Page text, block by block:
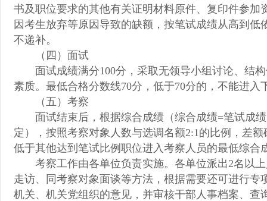
书及职位要求的其他有关证明材料原件、复印件参
因考生放弃等原因导致的缺额，按笔试成绩从高到
不递补。
（四）面试
面试成绩满分100分，采取无领导小组讨论、结
素质。最低合格分数线70分，低于70分的，不能进
（五）考察
面试结束后，根据综合成绩（综合成绩=笔试成
定），按照考察对象人数与选调名额2:1的比例，差
低于其他达到笔试比例职位进入考察人员的最低综合
考察工作由各单位负责实施。各单位派出2名以
走访、同考察对象面谈等方法，根据需要还可进行
机关、机关党组织的意见，并审核干部人事档案、